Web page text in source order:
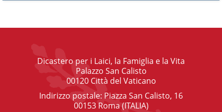
Dicastero per i Laici, la Famiglia e la Vita
Palazzo San Calisto
00120 Città del Vaticano
Indirizzo postale: Piazza San Calisto, 16
00153 Roma (ITALIA)